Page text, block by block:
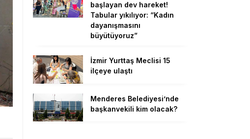
başlayan dev hareket!
Tabular yıkılıyor: “Kadın
dayanışmasını
büyütüyoruz”
İzmir Yurttaş Meclisi 15
ilçeye ulaştı
Menderes Belediyesi’nde
başkanvekili kim olacak?